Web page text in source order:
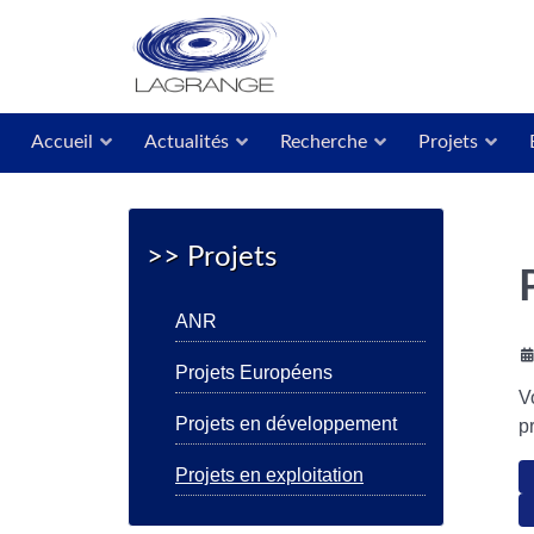
Accueil Actualités Recherche Projets
>> Projets
ANR
Projets Européens
Projets en développement
Projets en exploitation